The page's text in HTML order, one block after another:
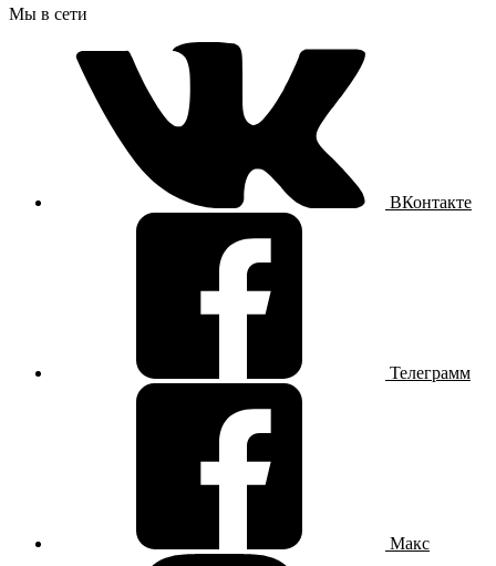
Мы в сети
ВКонтакте
Телеграмм
Макс